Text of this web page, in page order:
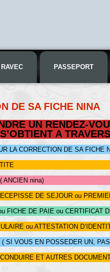
RAVEC PASSEPORT
DE SA FICHE NINA
UN RENDEZ-
A
LA CORRECTION DE SA FICHE
ANCIEN nina)
DE SEJOUR ou
FICHE DE PAIE ou CERTIFICAT
ou ATTESTATION
SI VOUS EN POSSEDER UN,
ET AUTRES